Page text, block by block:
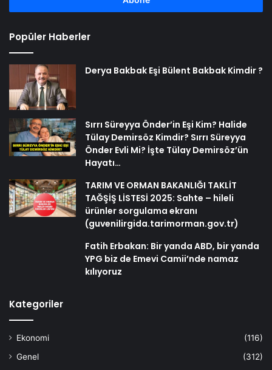
Popüler Haberler
Derya Bakbak Eşi Bülent Bakbak Kimdir ?
Sırrı Süreyya Önder’in Eşi Kim? Halide
Tülay Demirsöz Kimdir? Sırrı Süreyya
Önder Evli Mi? İşte Tülay Demirsöz’ün
Hayatı…
TARIM VE ORMAN BAKANLIĞI TAKLİT
TAĞŞİŞ LİSTESİ 2025: Sahte – hileli
ürünler sorgulama ekranı
(guvenilirgida.tarimorman.gov.tr)
Fatih Erbakan: Bir yanda ABD, bir yanda
YPG biz de Emevi Camii’nde namaz
kılıyoruz
Kategoriler
Ekonomi
(116)
Genel
(312)